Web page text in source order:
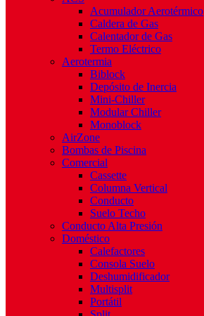
Acumulador Aerotérmico
Caldera de Gas
Calentador de Gas
Termo Eléctrico
Aerotermia
Biblock
Depósito de Inercia
Mini-Chiller
Modular Chiller
Monoblock
AirZone
Bombas de Piscina
Comercial
Cassette
Columna Vertical
Conducto
Suelo Techo
Conducto Alta Presión
Doméstico
Calefactores
Consola Suelo
Deshumidificador
Multisplit
Portátil